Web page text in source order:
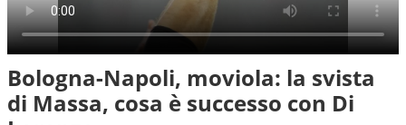
Bologna-Napoli, moviola: la svista
di Massa, cosa è successo con Di